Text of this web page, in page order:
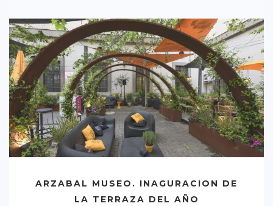
ARZABAL MUSEO. INAGURACION DE
LA TERRAZA DEL AÑO